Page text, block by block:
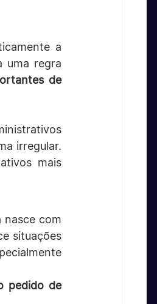
a
uma regra
de
irregular.
mais
nasce com
situações
pedido de